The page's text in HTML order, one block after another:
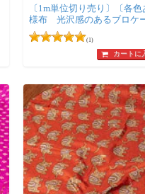
〔1m単位切り売り〕〔各
様布 光沢感のあるブロケ
糸の紋織 菊模様〔幅約
(1)
カートに